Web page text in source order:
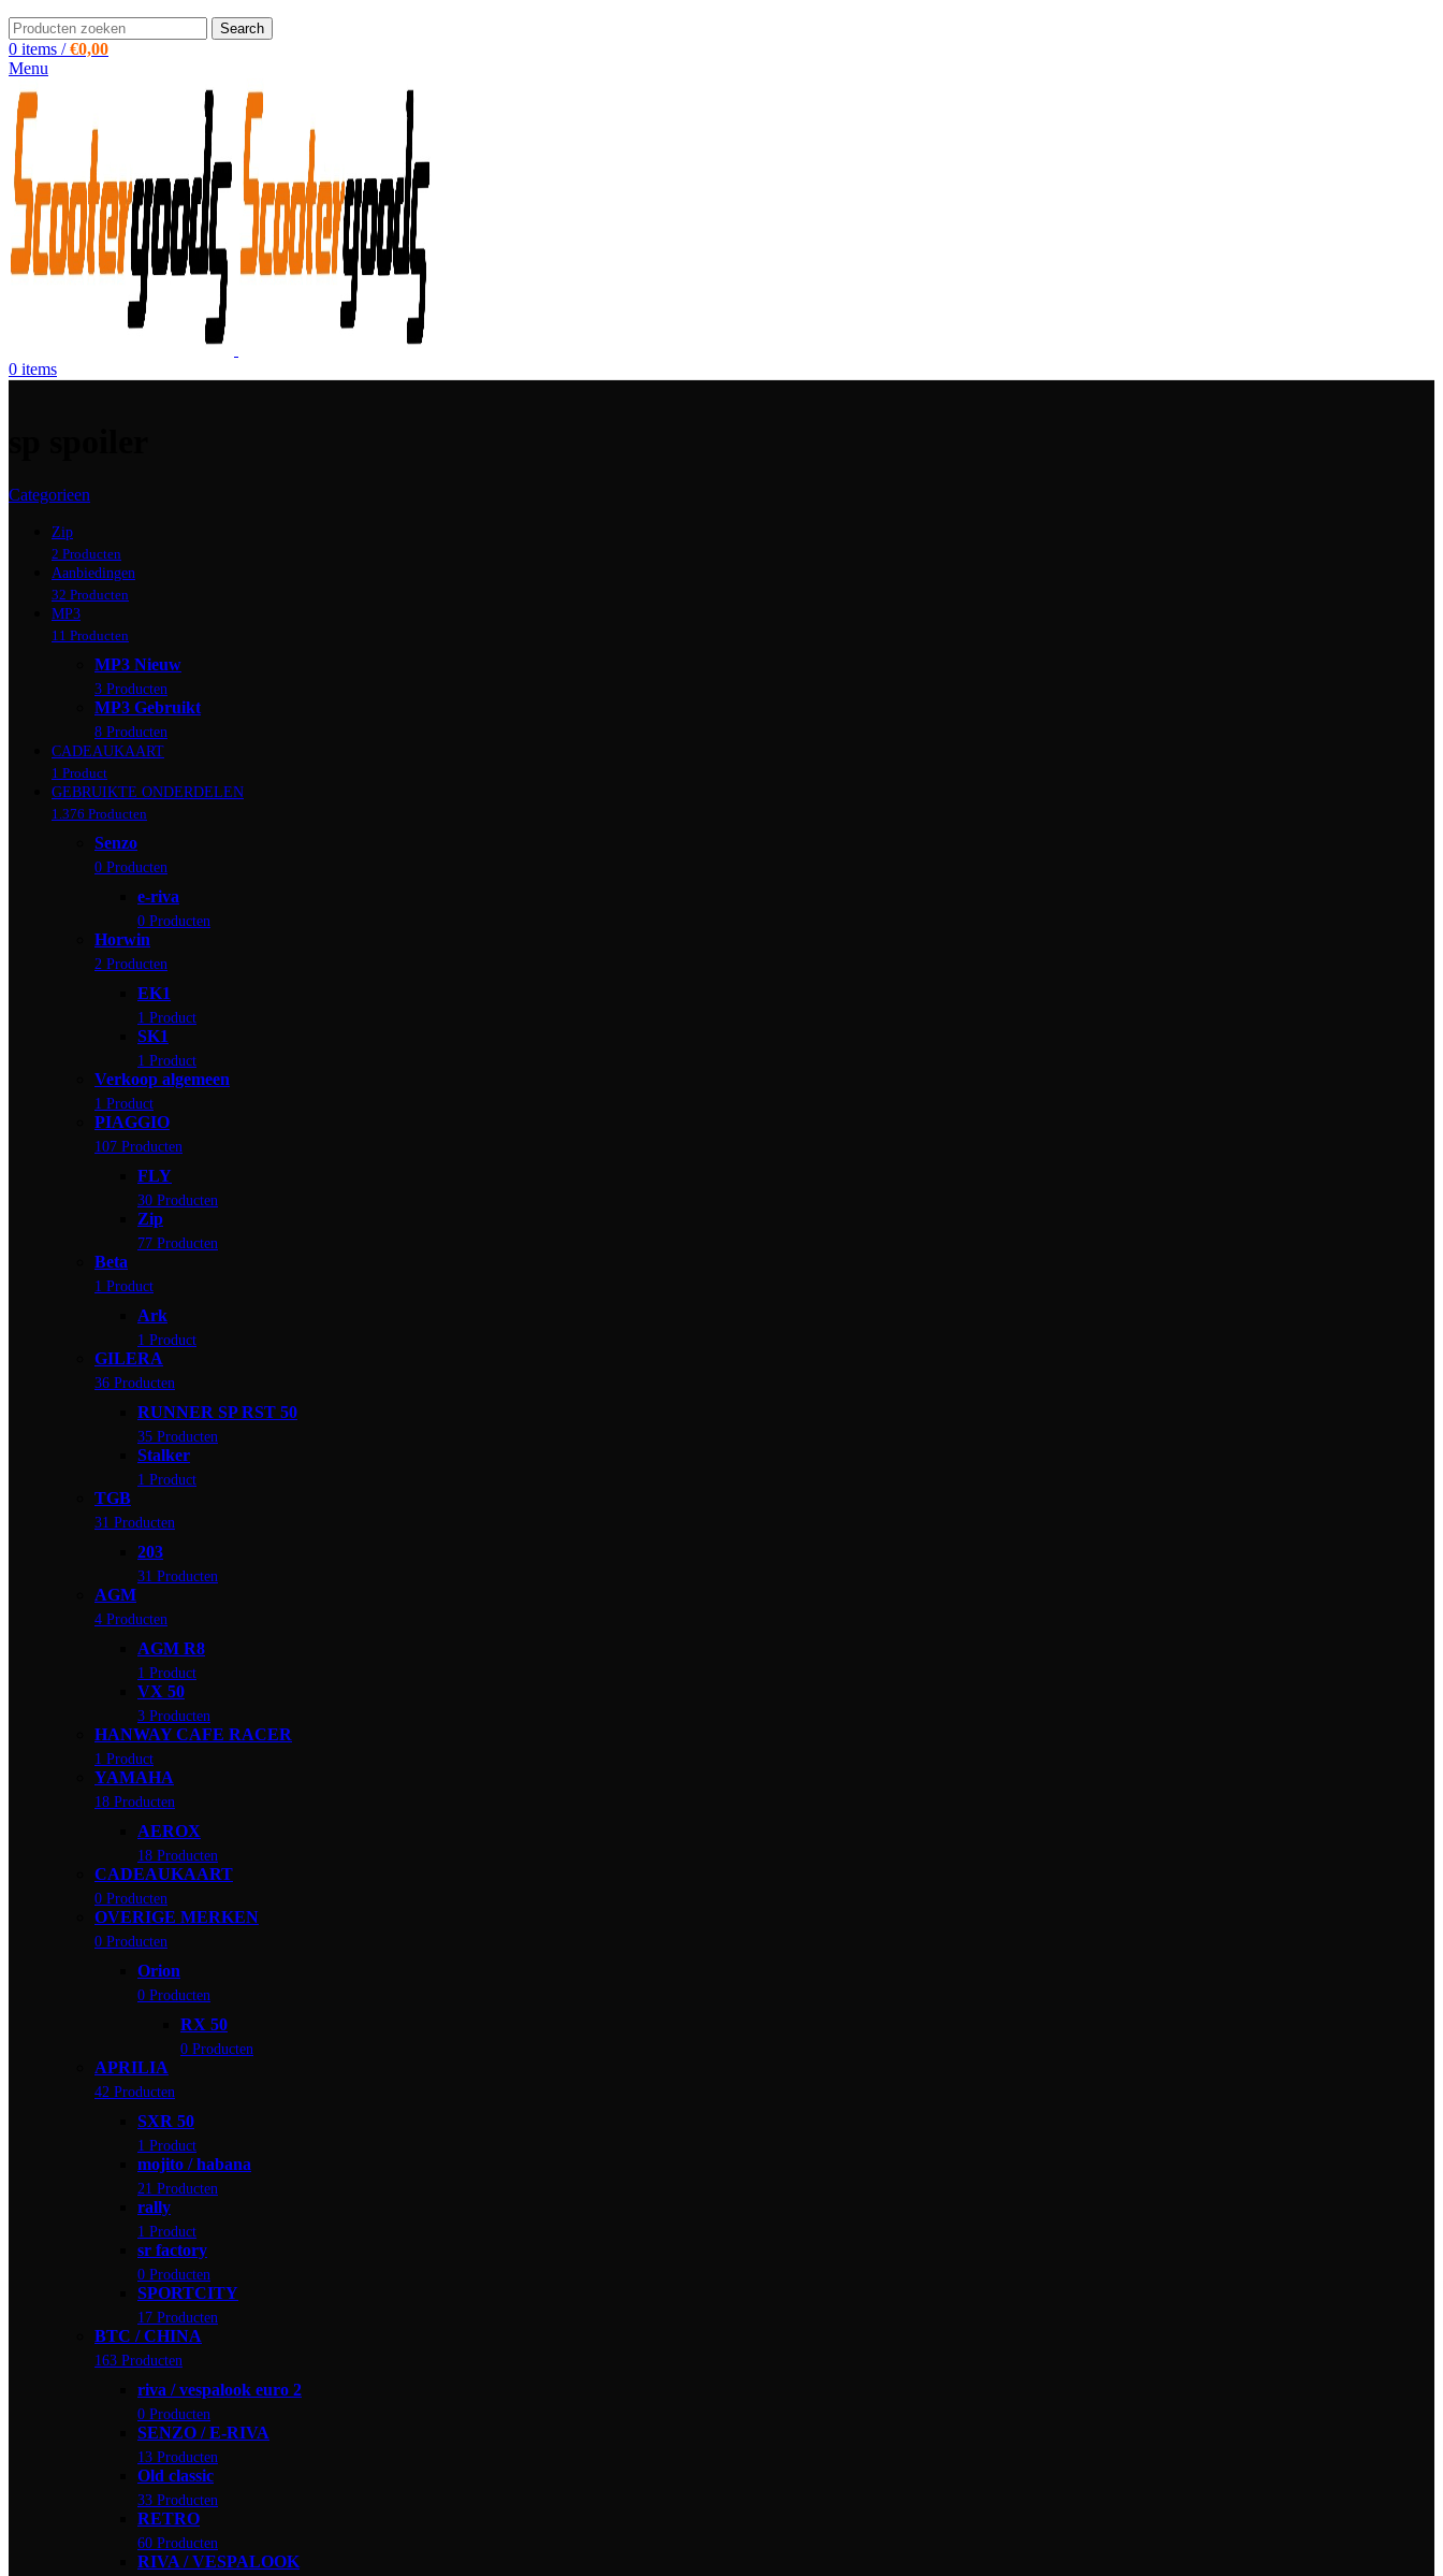
Search
0 items / €0,00
Menu
0 items
Categorieen
Zip
2 Producten
Aanbiedingen
32 Producten
MP3
11 Producten
MP3 Nieuw
3 Producten
MP3 Gebruikt
8 Producten
CADEAUKAART
1 Product
GEBRUIKTE ONDERDELEN
1.376 Producten
Senzo
0 Producten
e-riva
0 Producten
Horwin
2 Producten
EK1
1 Product
SK1
1 Product
Verkoop algemeen
1 Product
PIAGGIO
107 Producten
FLY
30 Producten
Zip
77 Producten
Beta
1 Product
Ark
1 Product
GILERA
36 Producten
RUNNER SP RST 50
35 Producten
Stalker
1 Product
TGB
31 Producten
203
31 Producten
AGM
4 Producten
AGM R8
1 Product
VX 50
3 Producten
HANWAY CAFE RACER
1 Product
YAMAHA
18 Producten
AEROX
18 Producten
CADEAUKAART
0 Producten
OVERIGE MERKEN
0 Producten
Orion
0 Producten
RX 50
0 Producten
APRILIA
42 Producten
SXR 50
1 Product
mojito / habana
21 Producten
rally
1 Product
sr factory
0 Producten
SPORTCITY
17 Producten
BTC / CHINA
163 Producten
riva / vespalook euro 2
0 Producten
SENZO / E-RIVA
13 Producten
Old classic
33 Producten
RETRO
60 Producten
RIVA / VESPALOOK